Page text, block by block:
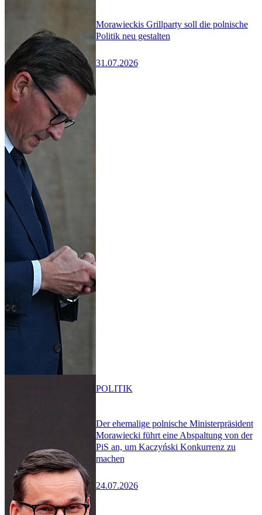
Morawieckis Grillparty soll die polnische
Politik neu gestalten
31.07.2026
Der ehemalige polnische Ministerpräsident
Morawiecki führt eine Abspaltung von der
PiS an, um Kaczyński Konkurrenz zu
machen
24.07.2026
POLITIK